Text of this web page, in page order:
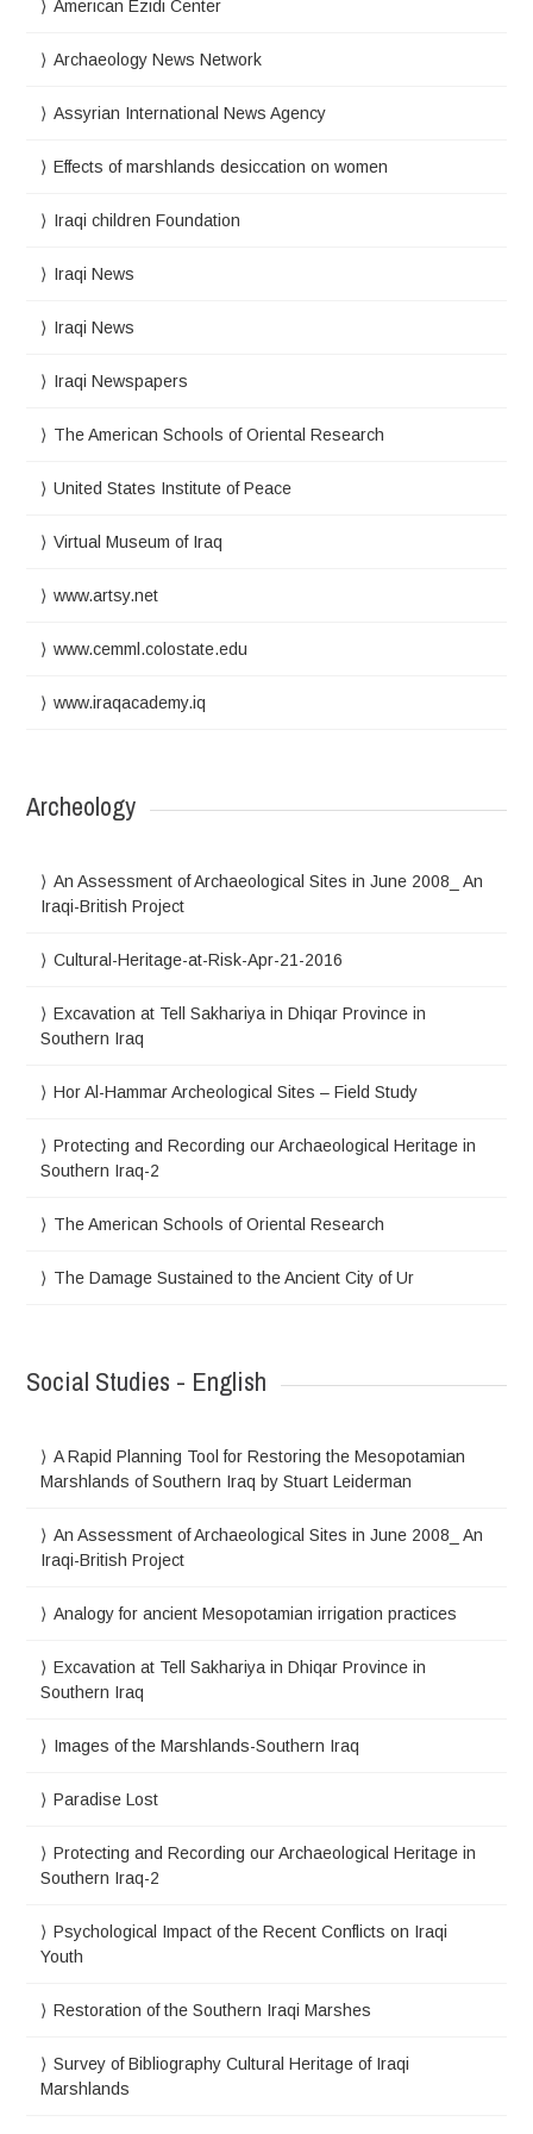
American Ezidi Center
Archaeology News Network
Assyrian International News Agency
Effects of marshlands desiccation on women
Iraqi children Foundation
Iraqi News
Iraqi News
Iraqi Newspapers
The American Schools of Oriental Research
United States Institute of Peace
Virtual Museum of Iraq
www.artsy.net
www.cemml.colostate.edu
www.iraqacademy.iq
Archeology
An Assessment of Archaeological Sites in June 2008_ An
Iraqi-British Project
Cultural-Heritage-at-Risk-Apr-21-2016
Excavation at Tell Sakhariya in Dhiqar Province in
Southern Iraq
Hor Al-Hammar Archeological Sites – Field Study
Protecting and Recording our Archaeological Heritage in
Southern Iraq-2
The American Schools of Oriental Research
The Damage Sustained to the Ancient City of Ur
Social Studies - English
A Rapid Planning Tool for Restoring the Mesopotamian
Marshlands of Southern Iraq by Stuart Leiderman
An Assessment of Archaeological Sites in June 2008_ An
Iraqi-British Project
Analogy for ancient Mesopotamian irrigation practices
Excavation at Tell Sakhariya in Dhiqar Province in
Southern Iraq
Images of the Marshlands-Southern Iraq
Paradise Lost
Protecting and Recording our Archaeological Heritage in
Southern Iraq-2
Psychological Impact of the Recent Conflicts on Iraqi
Youth
Restoration of the Southern Iraqi Marshes
Survey of Bibliography Cultural Heritage of Iraqi
Marshlands